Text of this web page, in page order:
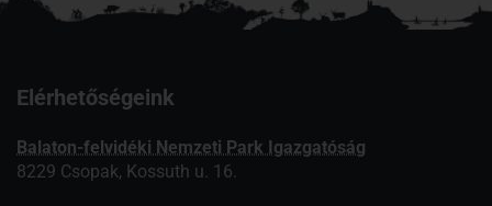
Elérhetőségeink
Balaton-felvidéki Nemzeti Park Igazgatóság
8229 Csopak, Kossuth u. 16.